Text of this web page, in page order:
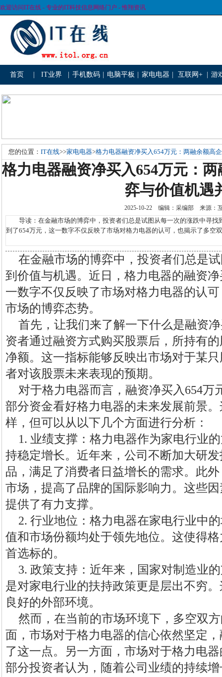
欢迎访问IT在线 - 专业的IT科技信息网络门户 - 惟翔资讯
首页 IT业界 手机数码 电脑平板 家电电器 互联网+ 游
您的位置： IT在线>>家电电器>格力电器融资净买入654万元：两融余额高
格力电器融资净买入654万元：
弈与价值机遇
2025-10-22 编辑：采编部 来源
导读：在金融市场的博弈中，投资者们总是试图从每一次的涨跌中寻找
到了654万元，这一数字不仅反映了市场对格力电器的认可，也揭示了多空
在金融市场的博弈中，投资者们总是
到价值与机遇。近日，格力电器的融资
一数字不仅反映了市场对格力电器的认
市场的博弈态势。
首先，让我们来了解一下什么是融资
资者通过融资方式购买股票后，所持有
净额。这一指标能够反映出市场对于某
者对该股票未来表现的预期。
对于格力电器而言，融资净买入654万
部分资金看好格力电器的未来发展前景
样，但可以从以下几个方面进行分析：
1. 业绩支撑：格力电器作为家电行业
持稳定增长。近年来，公司不断加大研
品，满足了消费者日益增长的需求。此
市场，提高了品牌的国际影响力。这些
提供了有力支撑。
2. 行业地位：格力电器在家电行业中
值和市场份额均处于领先地位。这使得
首选标的。
3. 政策支持：近年来，国家对制造业
是对家电行业的扶持政策更是层出不穷
良好的外部环境。
然而，在当前的市场环境下，多空双
面，市场对于格力电器的信心依然坚定
了这一点。另一方面，市场对于格力电
部分投资者认为，随着公司业绩的持续